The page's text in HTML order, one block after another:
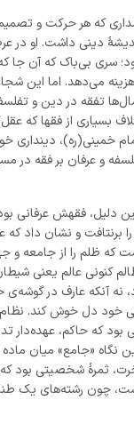
که هر حرکت و
دینی داشت. او در
سری بی‌باک که آن جا
می‌دهد. اما این
تفقه در دین و
بسیاری از فقها که
خمینی(ره)، دینداری
و عرفان بر فقه در
دلیل، فقهش عرفانی
برنتافت و نشان داد که
که ظلم را از جامعه و
کنونی عالم یعنی
نه آنکه عارف در
خود دل خوش کند. نظام
بود که حاکم، عهده‌دار
نگاه «جامع» میان
ثمره شخصیتی بود که
چون رشته‌های یک